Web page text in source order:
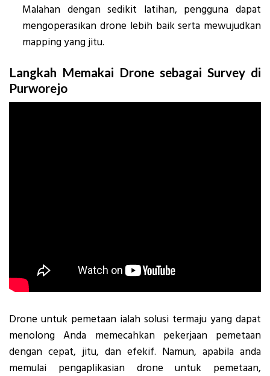
Malahan dengan sedikit latihan, pengguna dapat
mengoperasikan drone lebih baik serta mewujudkan
mapping yang jitu.
Langkah Memakai Drone sebagai Survey di
Purworejo
Drone untuk pemetaan ialah solusi termaju yang dapat
menolong Anda memecahkan pekerjaan pemetaan
dengan cepat, jitu, dan efekif. Namun, apabila anda
memulai pengaplikasian drone untuk pemetaan,